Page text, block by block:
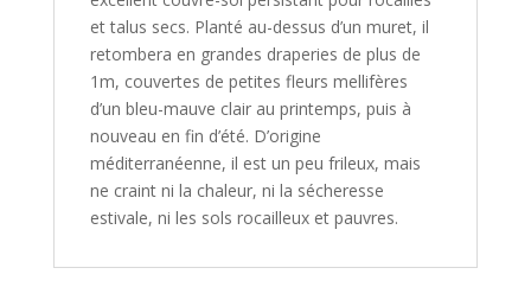
et talus secs. Planté au-dessus d’un muret, il
retombera en grandes draperies de plus de
1m, couvertes de petites fleurs mellifères
d’un bleu-mauve clair au printemps, puis à
nouveau en fin d’été. D’origine
méditerranéenne, il est un peu frileux, mais
ne craint ni la chaleur, ni la sécheresse
estivale, ni les sols rocailleux et pauvres.